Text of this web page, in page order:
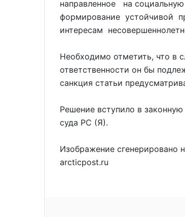
направленное на
формирование устойчивой
интересам
Необходимо отметить, что в
ответственности он бы
санкция статьи
Решение вступило в
суда РС (Я).
Изображение сгенерировано
arcticpost.ru